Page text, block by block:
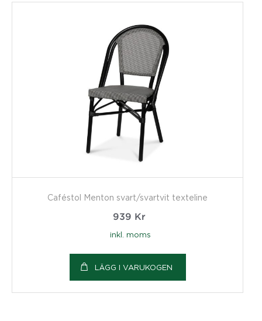
Caféstol Menton svart/svartvit texteline
939 Kr
inkl. moms
LÄGG I VARUKOGEN